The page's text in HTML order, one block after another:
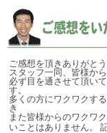
ご感想を頂きありがとう
スタッフ一同、皆様か
必ず目を通させて頂い
す。
多くの方にワクワクす
き
また皆様からのワクワ
いことはありません。